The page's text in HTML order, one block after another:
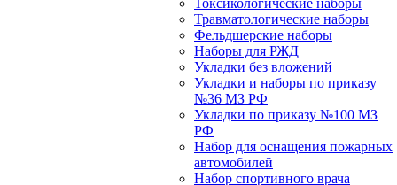
Токсикологические наборы
Травматологические наборы
Фельдшерские наборы
Наборы для РЖД
Укладки без вложений
Укладки и наборы по приказу
№36 МЗ РФ
Укладки по приказу №100 МЗ
РФ
Набор для оснащения пожарных
автомобилей
Набор спортивного врача